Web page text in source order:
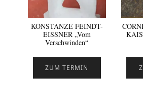
KONSTANZE FEINDT-
EISSNER „Vom
Verschwinden“
ZUM TERMIN